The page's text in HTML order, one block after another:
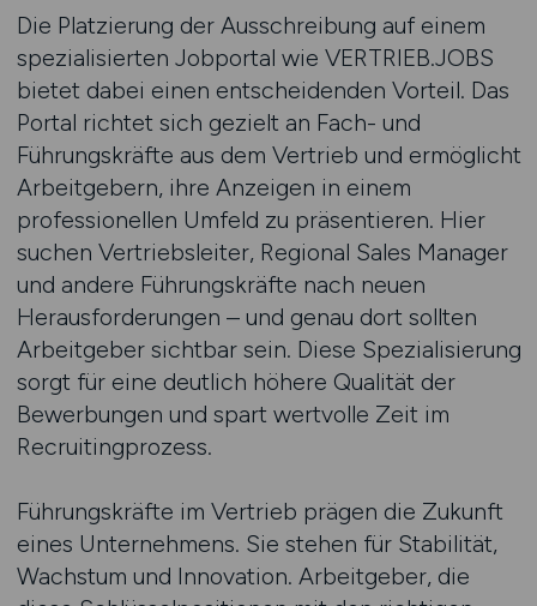
Die Platzierung der Ausschreibung auf einem
spezialisierten Jobportal wie VERTRIEB.JOBS
bietet dabei einen entscheidenden Vorteil. Das
Portal richtet sich gezielt an Fach- und
Führungskräfte aus dem Vertrieb und ermöglicht
Arbeitgebern, ihre Anzeigen in einem
professionellen Umfeld zu präsentieren. Hier
suchen Vertriebsleiter, Regional Sales Manager
und andere Führungskräfte nach neuen
Herausforderungen – und genau dort sollten
Arbeitgeber sichtbar sein. Diese Spezialisierung
sorgt für eine deutlich höhere Qualität der
Bewerbungen und spart wertvolle Zeit im
Recruitingprozess.
Führungskräfte im Vertrieb prägen die Zukunft
eines Unternehmens. Sie stehen für Stabilität,
Wachstum und Innovation. Arbeitgeber, die